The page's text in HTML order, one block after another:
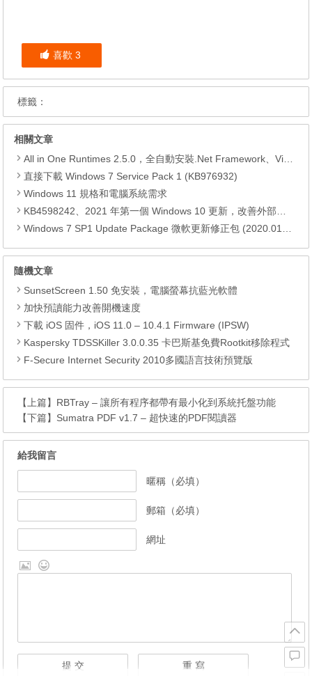
喜歡 3
標籤：
相關文章
All in One Runtimes 2.5.0，全自動安裝.Net Framework、Visual C++、DirectX、Flash Player、JRE
直接下載 Windows 7 Service Pack 1 (KB976932)
Windows 11 規格和電腦系統需求
KB4598242、2021 年第一個 Windows 10 更新，改善外部裝置安全性、解決HTTPS安全漏洞、印表機呼叫(RPC)漏洞
Windows 7 SP1 Update Package 微軟更新修正包 (2020.01月份)
隨機文章
SunsetScreen 1.50 免安裝，電腦螢幕抗藍光軟體
加快預讀能力改善開機速度
下載 iOS 固件，iOS 11.0 – 10.4.1 Firmware (IPSW)
Kaspersky TDSSKiller 3.0.0.35 卡巴斯基免費Rootkit移除程式
F-Secure Internet Security 2010多國語言技術預覽版
【上篇】 RBTray – 讓所有程序都帶有最小化到系統托盤功能
【下篇】 Sumatra PDF v1.7 – 超快速的PDF閱讀器
給我留言
暱稱（必填）
郵箱（必填）
網址